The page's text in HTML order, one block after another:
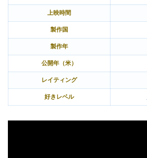
上映時間
製作国
製作年
公開年（米）
レイティング
好きレベル